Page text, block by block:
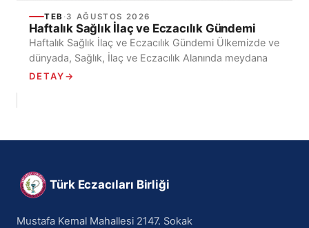
TEB ·3 AĞUSTOS 2026
Haftalık Sağlık İlaç ve Eczacılık Gündemi
Haftalık Sağlık İlaç ve Eczacılık Gündemi Ülkemizde ve
dünyada, Sağlık, İlaç ve Eczacılık Alanında meydana
gelen Haftalık Gelişmelerin kısa başlıklar halinde yer
DETAY→
Türk Eczacıları Birliği
Mustafa Kemal Mahallesi 2147. Sokak